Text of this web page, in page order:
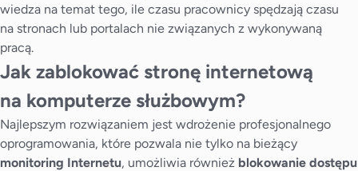
wiedza na temat tego, ile czasu pracownicy spędzają czasu
na stronach lub portalach nie związanych z wykonywaną
pracą.
Jak zablokować stronę internetową
na komputerze służbowym?
Najlepszym rozwiązaniem jest wdrożenie profesjonalnego
oprogramowania, które pozwala nie tylko na bieżący
monitoring Internetu, umożliwia również blokowanie dostępu